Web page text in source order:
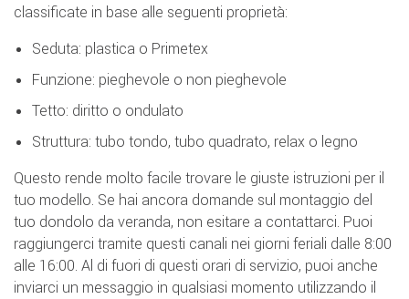
classificate in base alle seguenti proprietà:
Seduta: plastica o Primetex
Funzione: pieghevole o non pieghevole
Tetto: diritto o ondulato
Struttura: tubo tondo, tubo quadrato, relax o legno
Questo rende molto facile trovare le giuste istruzioni per il
tuo modello. Se hai ancora domande sul montaggio del
tuo dondolo da veranda, non esitare a contattarci. Puoi
raggiungerci tramite questi canali nei giorni feriali dalle 8:00
alle 16:00. Al di fuori di questi orari di servizio, puoi anche
inviarci un messaggio in qualsiasi momento utilizzando il